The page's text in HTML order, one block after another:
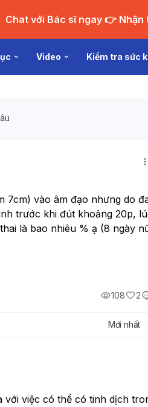
Chat với Bác sĩ
Video Kiểm tra sức
7cm) vào âm đạo nhưng do
trước khi đút khoảng 20p,
là bao nhiêu % ạ (8 ngày
108 2
Mới nhất
với việc có thể có tinh dịch